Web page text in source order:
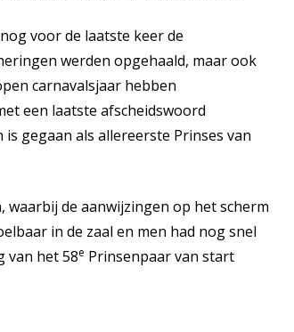
voor de laatste keer de
werden opgehaald, maar ook
carnavalsjaar hebben
een laatste afscheidswoord
gegaan als allereerste Prinses van
de aanwijzingen op het scherm
in de zaal en men had nog snel
van het 58e Prinsenpaar van start